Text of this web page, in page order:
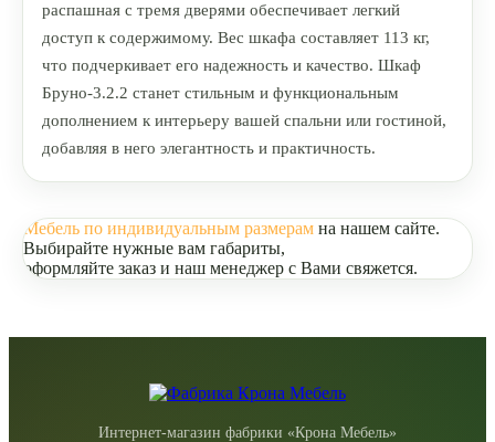
распашная с тремя дверями обеспечивает легкий
доступ к содержимому. Вес шкафа составляет 113 кг,
что подчеркивает его надежность и качество. Шкаф
Бруно-3.2.2 станет стильным и функциональным
дополнением к интерьеру вашей спальни или гостиной,
добавляя в него элегантность и практичность.
Мебель по индивидуальным размерам на нашем сайте.
Выбирайте нужные вам габариты,
оформляйте заказ и наш менеджер с Вами свяжется.
Интернет-магазин фабрики «Крона Мебель»